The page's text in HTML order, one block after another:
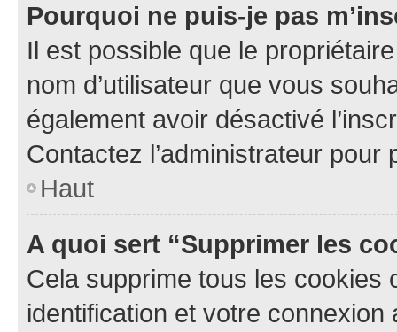
Pourquoi ne puis-je pas
Il est possible que le
nom d’utilisateur que vous
également avoir désactivé
Contactez l’administrateur
Haut
A quoi sert “Supprimer les
Cela supprime tous les cookies
identification et votre